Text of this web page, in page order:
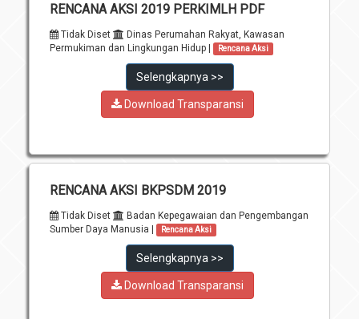
RENCANA AKSI 2019 PERKIMLH PDF
Tidak Diset
Dinas Perumahan Rakyat, Kawasan
Permukiman dan Lingkungan Hidup |
Rencana Aksi
Selengkapnya >>
Download Transparansi
RENCANA AKSI BKPSDM 2019
Tidak Diset
Badan Kepegawaian dan Pengembangan
Sumber Daya Manusia |
Rencana Aksi
Selengkapnya >>
Download Transparansi